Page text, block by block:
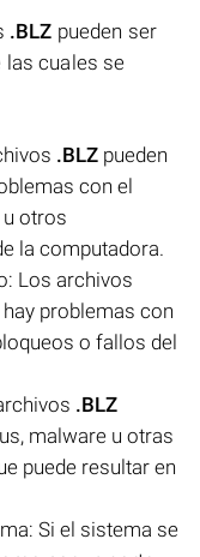
.BLZ pueden ser
cuales se
.BLZ pueden
con el
otros
la computadora.
Los archivos
problemas con
o fallos del
.BLZ
malware u otras
puede resultar en
Si el sistema se